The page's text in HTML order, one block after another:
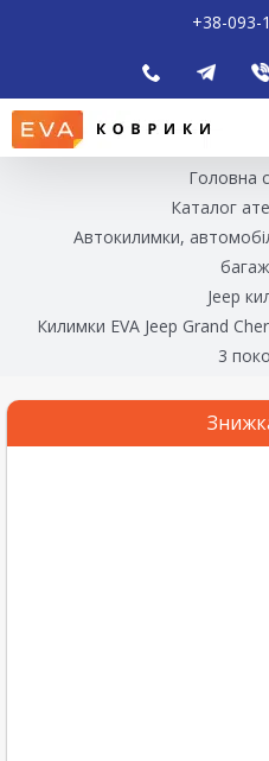
+38-093-
Головна
Каталог
Автокилимки,
Jeep
Килимки EVA Jeep Grand
3